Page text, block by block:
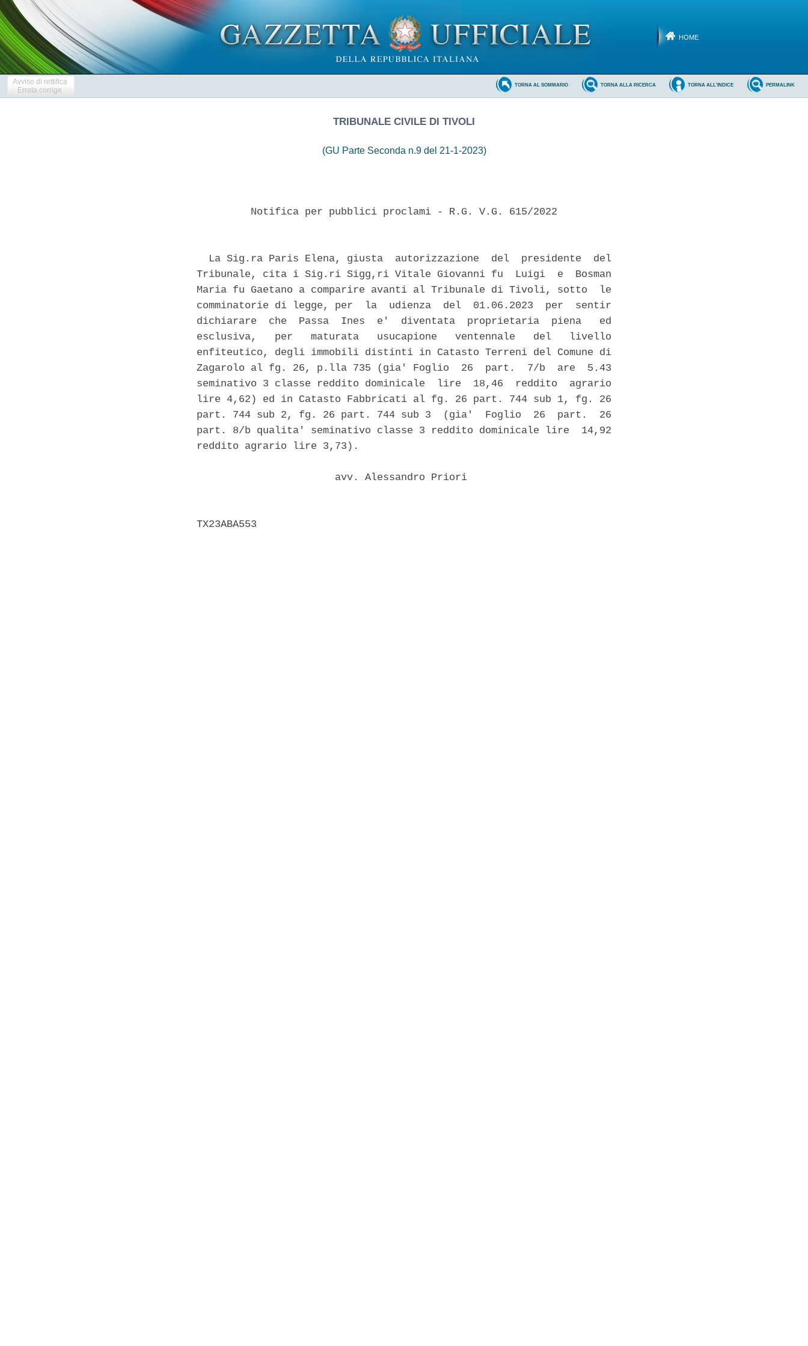
HOME
Avviso di rettifica
Errata corrige
PERMALINK
TORNA ALL'INDICE
TORNA ALLA RICERCA
TORNA AL SOMMARIO
TRIBUNALE CIVILE DI TIVOLI
(GU Parte Seconda n.9 del 21-1-2023)
         Notifica per pubblici proclami - R.G. V.G. 615/2022
  La Sig.ra Paris Elena, giusta  autorizzazione  del  presidente  del
Tribunale, cita i Sig.ri Sigg,ri Vitale Giovanni fu  Luigi  e  Bosman
Maria fu Gaetano a comparire avanti al Tribunale di Tivoli, sotto  le
comminatorie di legge, per  la  udienza  del  01.06.2023  per  sentir
dichiarare  che  Passa  Ines  e'  diventata  proprietaria  piena   ed
esclusiva,   per   maturata   usucapione   ventennale   del   livello
enfiteutico, degli immobili distinti in Catasto Terreni del Comune di
Zagarolo al fg. 26, p.lla 735 (gia' Foglio  26  part.  7/b  are  5.43
seminativo 3 classe reddito dominicale  lire  18,46  reddito  agrario
lire 4,62) ed in Catasto Fabbricati al fg. 26 part. 744 sub 1, fg. 26
part. 744 sub 2, fg. 26 part. 744 sub 3  (gia'  Foglio  26  part.  26
part. 8/b qualita' seminativo classe 3 reddito dominicale lire  14,92
reddito agrario lire 3,73).
                       avv. Alessandro Priori